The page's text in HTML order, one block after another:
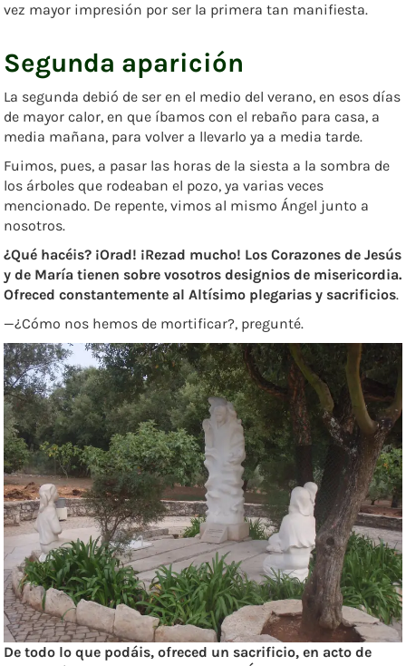
vez mayor impresión por ser la primera tan manifiesta.
Segunda aparición
La segunda debió de ser en el medio del verano, en esos días
de mayor calor, en que íbamos con el rebaño para casa, a
media mañana, para volver a llevarlo ya a media tarde.
Fuimos, pues, a pasar las horas de la siesta a la sombra de
los árboles que rodeaban el pozo, ya varias veces
mencionado. De repente, vimos al mismo Ángel junto a
nosotros.
¿Qué hacéis? ¡Orad! ¡Rezad mucho! Los Corazones de Jesús
y de María tienen sobre vosotros designios de misericordia.
Ofreced constantemente al Altísimo plegarias y sacrificios.
—¿Cómo nos hemos de mortificar?, pregunté.
De todo lo que podáis, ofreced un sacrificio, en acto de